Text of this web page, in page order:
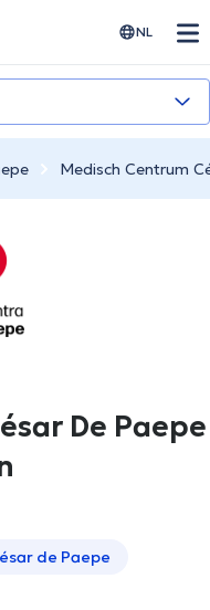
NL
Medisch Centrum
De Paepe
de Paepe